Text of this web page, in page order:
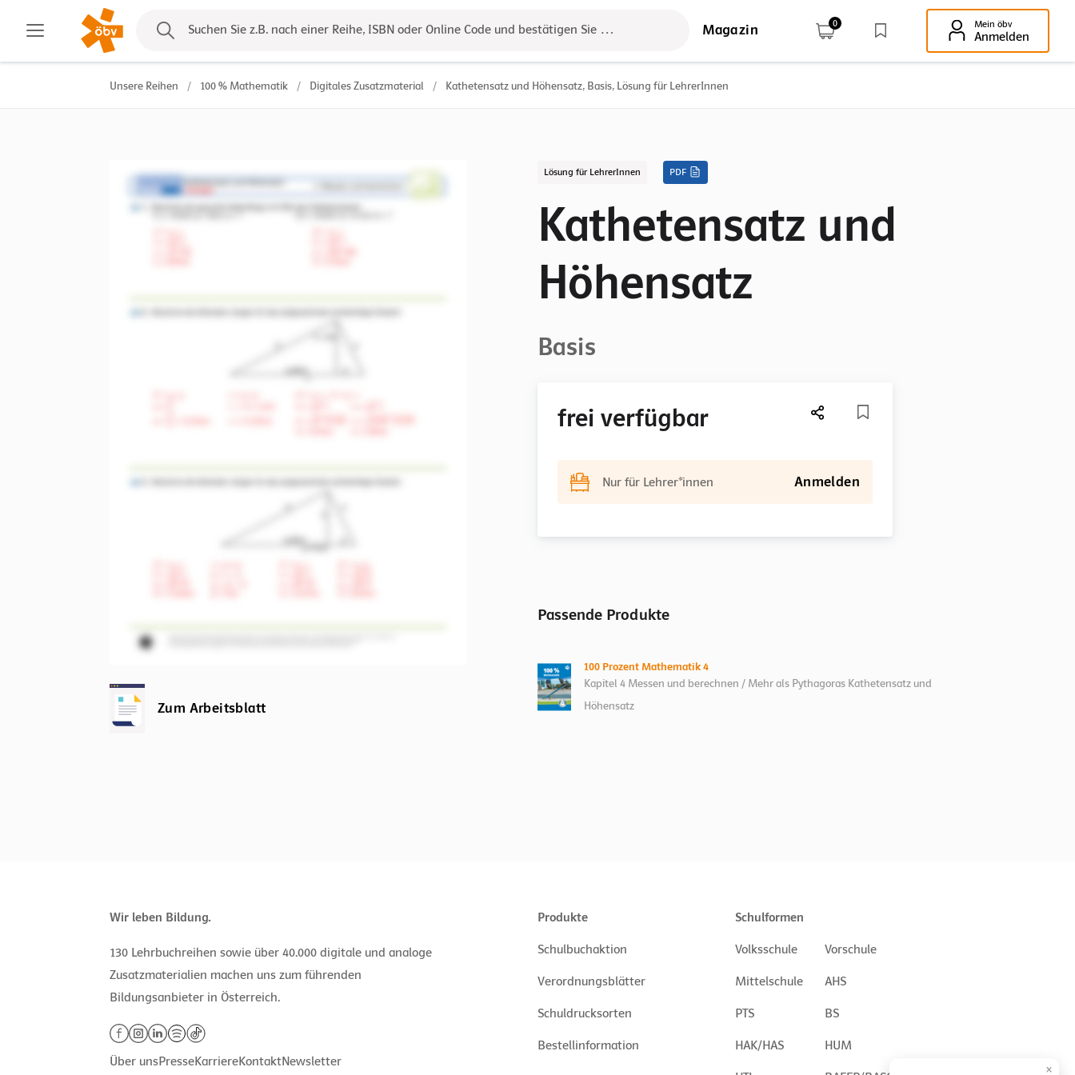
Suchen Sie z.B. nach einer Reihe, ISBN oder Online Code und bestätigen Sie das Ergebnis mit der Enter-Taste!
Magazin 0 Mein öbv
Anmelden
Kontakt
Unsere Reihen / 100 % Mathematik / Digitales Zusatzmaterial / Kathetensatz und Höhensatz, Basis, Lösung für LehrerInnen
Zum Arbeitsblatt
Lösung für LehrerInnen PDF
Kathetensatz und
Höhensatz
Basis
frei verfügbar
Nur für Lehrer*innen Anmelden
Passende Produkte
100 Prozent Mathematik 4
Kapitel 4 Messen und berechnen / Mehr als Pythagoras Kathetensatz und
Höhensatz
Wir leben Bildung.
130 Lehrbuchreihen sowie über 40.000 digitale und analoge
Zusatzmaterialien machen uns zum führenden
Bildungsanbieter in Österreich.
Über unsPresseKarriereKontaktNewsletter
Produkte
Schulbuchaktion
Verordnungsblätter
Schuldrucksorten
Bestellinformation
Schulformen
Volksschule Vorschule
Mittelschule AHS
PTS BS
HAK/HAS HUM
×